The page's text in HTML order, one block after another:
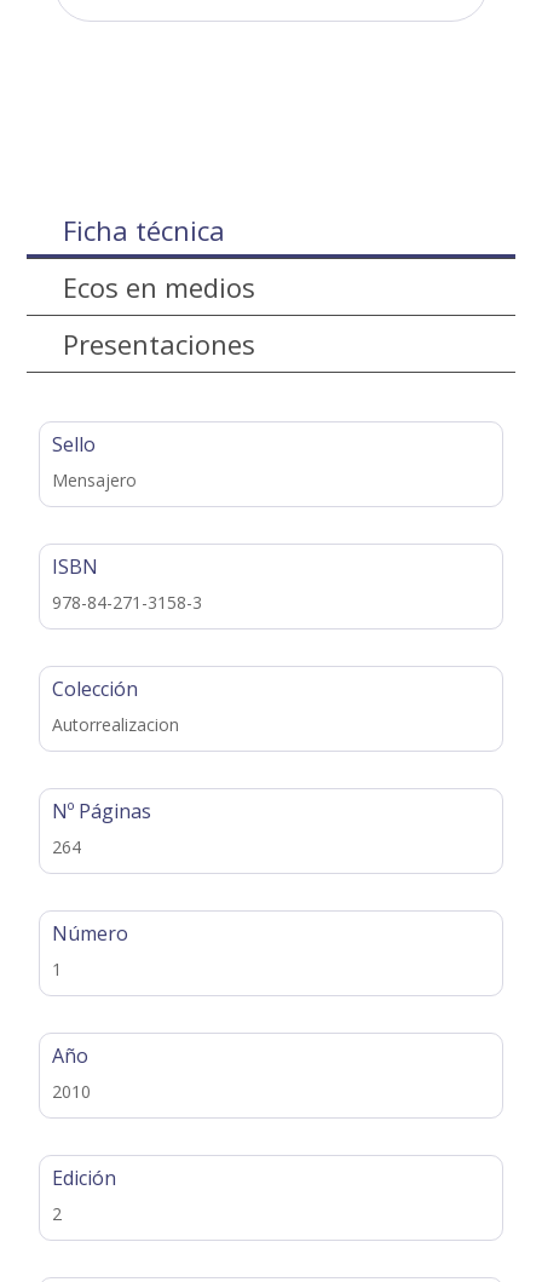
Ficha técnica
Ecos en medios
Presentaciones
Sello
Mensajero
ISBN
978-84-271-3158-3
Colección
Autorrealizacion
Nº Páginas
264
Número
1
Año
2010
Edición
2